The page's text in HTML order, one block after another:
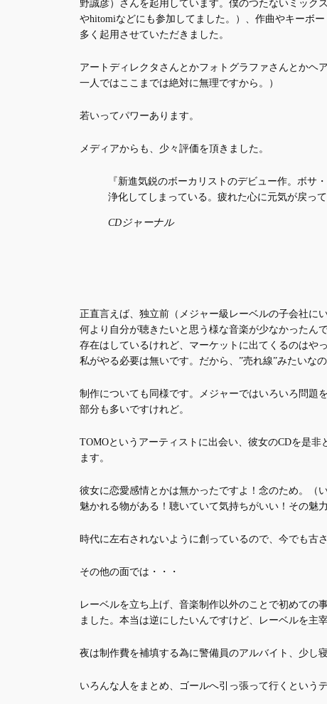
野誠彦）さんを起用しています。僕のつたないミック
やhitomiなどにも参加してました。）、作曲やキーボ
多く起用させていただきました。
アートディレクタさんとかフォトグラファさんとかヘ
一人ではここまでは絶対に無理ですから。）
若いってパワーあります。
メディアからも、少々評価を頂きました。
『新進気鋭のボーカリストのデビュー作。ボ
浄化してしまっている。疲れた心に元気が戻っ
CDジャーナル
正直言えば、独立前（メジャー級レーベルの子会社に
何より自分が聴きたいと思う様な音楽が少なかったん
存在はしているけれど、マーケットに出てくるのはや
私がやる必要は無いです。だから、”売れ線”みたいな
制作についても同様です。メジャーではいろいろ問題
部分も多いですけれど。
TOMOというアーティストに出会い、彼女のCDを是
ます。
彼女に恋愛感情とかは無かったですよ！念のため。（
魅かれる物がある！聴いていて気持ちがいい！その魅
時代に左右されないように創っているので、今でも古
その他の面では・・・
レーベルを立ち上げ、音楽制作以外のことで初めての
ました。本当は逆にしたいんですけど、レーベルを主
夜は制作費を補填する為に警備員のアルバイト、少し
いろんな人をまとめ、ゴールへ引っ張って行くという